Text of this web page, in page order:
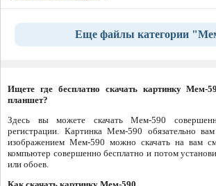
Еще файлы категории
Ищете где бесплатно скачать картинку Мем-
планшет?
Здесь вы можете скачать Мем-590
регистрации. Картинка Мем-590 обязательно
изображением Мем-590 можно скачать на вам
компьютер совершенно бесплатно и потом
или обоев.